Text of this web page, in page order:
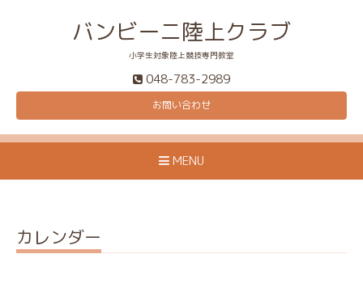
バンビーニ陸上クラブ
小学生対象陸上競技専門教室
048-783-2989
お問い合わせ
MENU
カレンダー